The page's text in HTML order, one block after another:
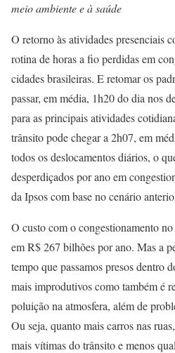
meio ambiente e à saúde
O retorno às atividades presenciais
rotina de horas a fio perdidas em
cidades brasileiras. E retomar os
passar, em média, 1h20 do dia nos
para as principais atividades
trânsito pode chegar a 2h07, em
todos os deslocamentos diários, o
desperdiçados por ano em
da Ipsos com base no cenário
O custo com o congestionamento
em R$ 267 bilhões por ano. Mas a
tempo que passamos presos dentro
mais improdutivos como também é
poluição na atmosfera, além de
Ou seja, quanto mais carros nas
mais vítimas do trânsito e menos